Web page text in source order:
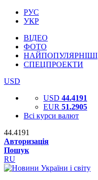
РУС
УКР
ВІДЕО
ФОТО
НАЙПОПУЛЯРНІШІ
СПЕЦПРОЕКТИ
USD
USD 44.4191
EUR 51.2905
Всі курси валют
44.4191
Авторизація
Пошук
RU